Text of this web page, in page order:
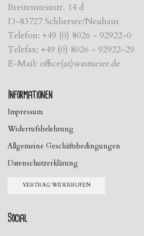
Breitensteinstr. 14 d
D-83727 Schliersee/Neuhaus
Telefon: +49 (0) 8026 - 92922-0
Telefax: +49 (0) 8026 - 92922-29
E-Mail: office(at)wasmeier.de
Informationen
Impressum
Widerrufsbelehrung
Allgemeine Geschäftsbedingungen
Datenschutzerklärung
VERTRAG WIDERRUFEN
Social